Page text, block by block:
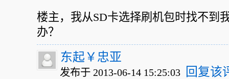
楼主，我从SD卡选择刷机包时找不到
办？
东起￥忠亚
发布于 2013-06-14 15:25:03 回复该